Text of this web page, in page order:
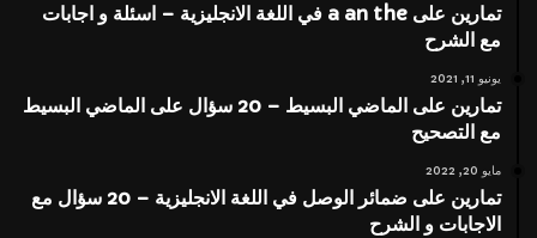
تمارين على a an the في اللغة الانجليزية – اسئلة و اجابات
مع الشرح
يونيو 11, 2021
تمارين على الماضي البسيط – 20 سؤال على الماضي البسيط
مع التصحيح
مايو 20, 2022
تمارين على ضمائر الوصل في اللغة الانجليزية – 20 سؤال مع
الاجابات و الشرح